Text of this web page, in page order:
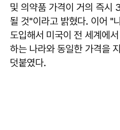
및 의약품 가격이 거의 즉
될 것"이라고 밝혔다. 이어 "
도입해서 미국이 전 세계에
하는 나라와 동일한 가격을
덧붙였다.